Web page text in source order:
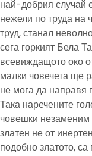
най-добрия случай
нежели по труда на
труд, станал
сега горкият Бела
всевиждащото око
малки човечета ще
не мога да направя
Така наречените
човешки незаменим
златен не от
подобно златото,